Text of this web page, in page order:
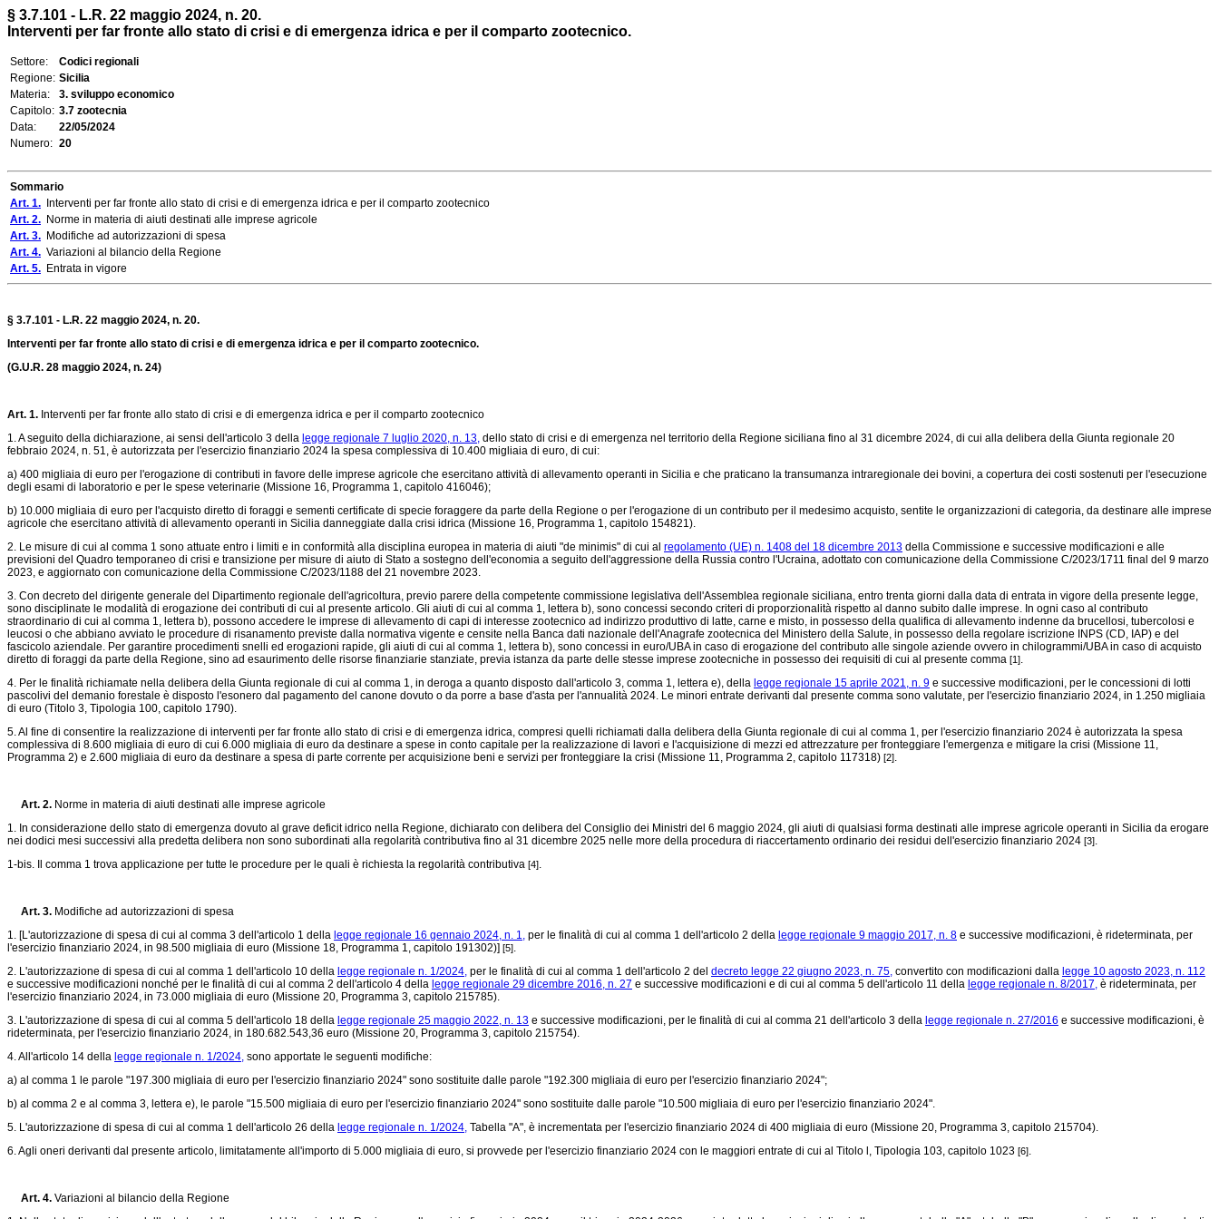
§ 3.7.101 - L.R. 22 maggio 2024, n. 20.
Interventi per far fronte allo stato di crisi e di emergenza idrica e per il comparto zootecnico.
Settore:
Codici regionali
Regione: Sicilia
Materia:
3. sviluppo economico
Capitolo: 3.7 zootecnia
Data:
22/05/2024
Numero: 20
Sommario
Art. 1. Interventi per far fronte allo stato di crisi e di emergenza idrica e per il comparto zootecnico
Art. 2. Norme in materia di aiuti destinati alle imprese agricole
Art. 3. Modifiche ad autorizzazioni di spesa
Art. 4. Variazioni al bilancio della Regione
Art. 5. Entrata in vigore
§ 3.7.101 - L.R. 22 maggio 2024, n. 20.
Interventi per far fronte allo stato di crisi e di emergenza idrica e per il comparto zootecnico.
(G.U.R. 28 maggio 2024, n. 24)
Art. 1. Interventi per far fronte allo stato di crisi e di emergenza idrica e per il comparto zootecnico
1. A seguito della dichiarazione, ai sensi dell'articolo 3 della legge regionale 7 luglio 2020, n. 13, dello stato di crisi e di emergenza nel territorio della Regione siciliana fino al 31 dicembre 2024, di cui alla delibera della Giunta regionale 20
febbraio 2024, n. 51, è autorizzata per l'esercizio finanziario 2024 la spesa complessiva di 10.400 migliaia di euro, di cui:
a) 400 migliaia di euro per l'erogazione di contributi in favore delle imprese agricole che esercitano attività di allevamento operanti in Sicilia e che praticano la transumanza intraregionale dei bovini, a copertura dei costi sostenuti per l'esecuzione
degli esami di laboratorio e per le spese veterinarie (Missione 16, Programma 1, capitolo 416046);
b) 10.000 migliaia di euro per l'acquisto diretto di foraggi e sementi certificate di specie foraggere da parte della Regione o per l'erogazione di un contributo per il medesimo acquisto, sentite le organizzazioni di categoria, da destinare alle imprese
agricole che esercitano attività di allevamento operanti in Sicilia danneggiate dalla crisi idrica (Missione 16, Programma 1, capitolo 154821).
2. Le misure di cui al comma 1 sono attuate entro i limiti e in conformità alla disciplina europea in materia di aiuti "de minimis" di cui al regolamento (UE) n. 1408 del 18 dicembre 2013 della Commissione e successive modificazioni e alle
previsioni del Quadro temporaneo di crisi e transizione per misure di aiuto di Stato a sostegno dell'economia a seguito dell'aggressione della Russia contro l'Ucraina, adottato con comunicazione della Commissione C/2023/1711 final del 9 marzo
2023, e aggiornato con comunicazione della Commissione C/2023/1188 del 21 novembre 2023.
3. Con decreto del dirigente generale del Dipartimento regionale dell'agricoltura, previo parere della competente commissione legislativa dell'Assemblea regionale siciliana, entro trenta giorni dalla data di entrata in vigore della presente legge,
sono disciplinate le modalità di erogazione dei contributi di cui al presente articolo. Gli aiuti di cui al comma 1, lettera b), sono concessi secondo criteri di proporzionalità rispetto al danno subito dalle imprese. In ogni caso al contributo
straordinario di cui al comma 1, lettera b), possono accedere le imprese di allevamento di capi di interesse zootecnico ad indirizzo produttivo di latte, carne e misto, in possesso della qualifica di allevamento indenne da brucellosi, tubercolosi e
leucosi o che abbiano avviato le procedure di risanamento previste dalla normativa vigente e censite nella Banca dati nazionale dell'Anagrafe zootecnica del Ministero della Salute, in possesso della regolare iscrizione INPS (CD, IAP) e del
fascicolo aziendale. Per garantire procedimenti snelli ed erogazioni rapide, gli aiuti di cui al comma 1, lettera b), sono concessi in euro/UBA in caso di erogazione del contributo alle singole aziende ovvero in chilogrammi/UBA in caso di acquisto
diretto di foraggi da parte della Regione, sino ad esaurimento delle risorse finanziarie stanziate, previa istanza da parte delle stesse imprese zootecniche in possesso dei requisiti di cui al presente comma [1].
4. Per le finalità richiamate nella delibera della Giunta regionale di cui al comma 1, in deroga a quanto disposto dall'articolo 3, comma 1, lettera e), della legge regionale 15 aprile 2021, n. 9 e successive modificazioni, per le concessioni di lotti
pascolivi del demanio forestale è disposto l'esonero dal pagamento del canone dovuto o da porre a base d'asta per l'annualità 2024. Le minori entrate derivanti dal presente comma sono valutate, per l'esercizio finanziario 2024, in 1.250 migliaia
di euro (Titolo 3, Tipologia 100, capitolo 1790).
5. Al fine di consentire la realizzazione di interventi per far fronte allo stato di crisi e di emergenza idrica, compresi quelli richiamati dalla delibera della Giunta regionale di cui al comma 1, per l'esercizio finanziario 2024 è autorizzata la spesa
complessiva di 8.600 migliaia di euro di cui 6.000 migliaia di euro da destinare a spese in conto capitale per la realizzazione di lavori e l'acquisizione di mezzi ed attrezzature per fronteggiare l'emergenza e mitigare la crisi (Missione 11,
Programma 2) e 2.600 migliaia di euro da destinare a spesa di parte corrente per acquisizione beni e servizi per fronteggiare la crisi (Missione 11, Programma 2, capitolo 117318) [2].
Art. 2. Norme in materia di aiuti destinati alle imprese agricole
1. In considerazione dello stato di emergenza dovuto al grave deficit idrico nella Regione, dichiarato con delibera del Consiglio dei Ministri del 6 maggio 2024, gli aiuti di qualsiasi forma destinati alle imprese agricole operanti in Sicilia da erogare
nei dodici mesi successivi alla predetta delibera non sono subordinati alla regolarità contributiva fino al 31 dicembre 2025 nelle more della procedura di riaccertamento ordinario dei residui dell'esercizio finanziario 2024 [3].
1-bis. Il comma 1 trova applicazione per tutte le procedure per le quali è richiesta la regolarità contributiva [4].
Art. 3. Modifiche ad autorizzazioni di spesa
1. [L'autorizzazione di spesa di cui al comma 3 dell'articolo 1 della legge regionale 16 gennaio 2024, n. 1, per le finalità di cui al comma 1 dell'articolo 2 della legge regionale 9 maggio 2017, n. 8 e successive modificazioni, è rideterminata, per
l'esercizio finanziario 2024, in 98.500 migliaia di euro (Missione 18, Programma 1, capitolo 191302)] [5].
2. L'autorizzazione di spesa di cui al comma 1 dell'articolo 10 della legge regionale n. 1/2024, per le finalità di cui al comma 1 dell'articolo 2 del decreto legge 22 giugno 2023, n. 75, convertito con modificazioni dalla legge 10 agosto 2023, n. 112
e successive modificazioni nonché per le finalità di cui al comma 2 dell'articolo 4 della legge regionale 29 dicembre 2016, n. 27 e successive modificazioni e di cui al comma 5 dell'articolo 11 della legge regionale n. 8/2017, è rideterminata, per
l'esercizio finanziario 2024, in 73.000 migliaia di euro (Missione 20, Programma 3, capitolo 215785).
3. L'autorizzazione di spesa di cui al comma 5 dell'articolo 18 della legge regionale 25 maggio 2022, n. 13 e successive modificazioni, per le finalità di cui al comma 21 dell'articolo 3 della legge regionale n. 27/2016 e successive modificazioni, è
rideterminata, per l'esercizio finanziario 2024, in 180.682.543,36 euro (Missione 20, Programma 3, capitolo 215754).
4. All'articolo 14 della legge regionale n. 1/2024, sono apportate le seguenti modifiche:
a) al comma 1 le parole "197.300 migliaia di euro per l'esercizio finanziario 2024" sono sostituite dalle parole "192.300 migliaia di euro per l'esercizio finanziario 2024";
b) al comma 2 e al comma 3, lettera e), le parole "15.500 migliaia di euro per l'esercizio finanziario 2024" sono sostituite dalle parole "10.500 migliaia di euro per l'esercizio finanziario 2024".
5. L'autorizzazione di spesa di cui al comma 1 dell'articolo 26 della legge regionale n. 1/2024, Tabella "A", è incrementata per l'esercizio finanziario 2024 di 400 migliaia di euro (Missione 20, Programma 3, capitolo 215704).
6. Agli oneri derivanti dal presente articolo, limitatamente all'importo di 5.000 migliaia di euro, si provvede per l'esercizio finanziario 2024 con le maggiori entrate di cui al Titolo l, Tipologia 103, capitolo 1023 [6].
Art. 4. Variazioni al bilancio della Regione